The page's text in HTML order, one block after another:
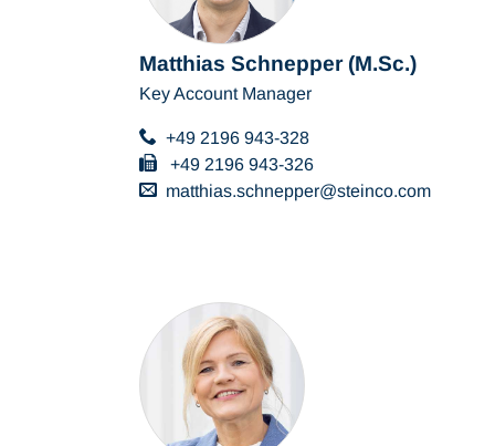
Matthias Schnepper (M.Sc.)
Key Account Manager
+49 2196 943-328
+49 2196 943-326
matthias.schnepper
steinco com